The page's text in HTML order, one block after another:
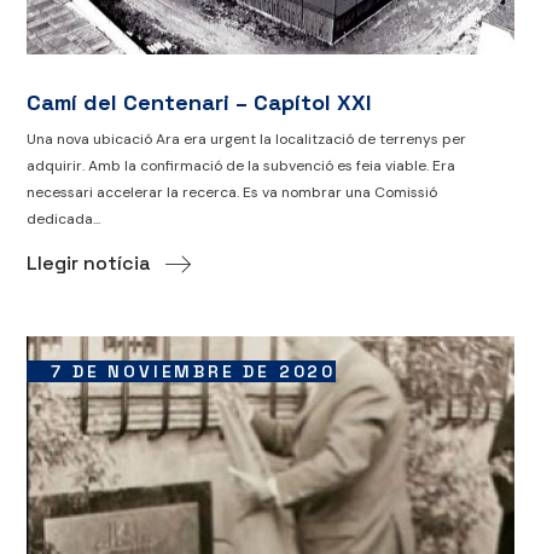
Camí del Centenari – Capítol XXI
Una nova ubicació Ara era urgent la localització de terrenys per
adquirir. Amb la confirmació de la subvenció es feia viable. Era
necessari accelerar la recerca. Es va nombrar una Comissió
dedicada...
Llegir notícia
7 DE NOVIEMBRE DE 2020